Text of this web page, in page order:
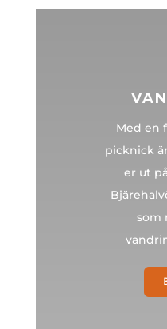
Med en
picknick
er ut
som